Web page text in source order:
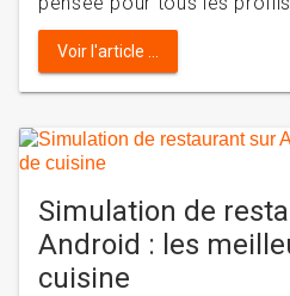
Voir l'article ...
Simulation de
Android : les
cuisine